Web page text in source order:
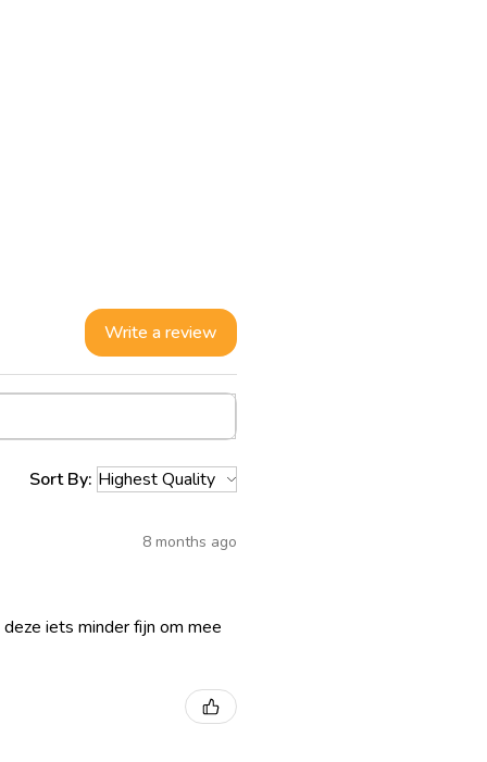
Write a review
Sort By:
8 months ago
iets minder fijn om mee